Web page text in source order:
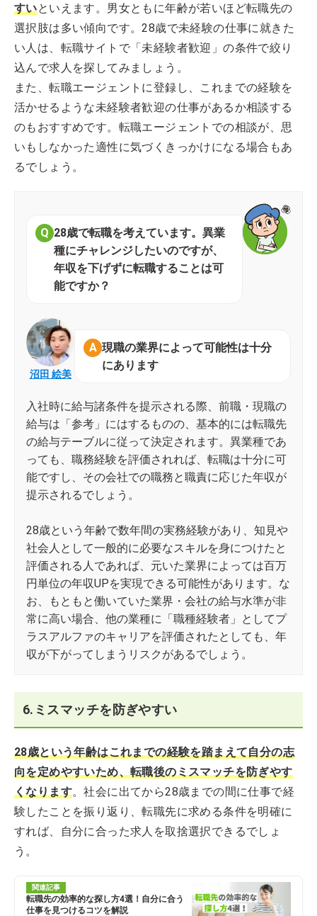
すいといえます。男女ともに年齢が若いほど転職先の
選択肢は多い傾向です。28歳で未経験の仕事に就きた
い人は、転職サイトで「未経験者歓迎」の条件で絞り
込んで求人を探してみましょう。
また、転職エージェントに登録し、これまでの経験を
活かせるような未経験者歓迎の仕事があるか相談する
のもおすすめです。転職エージェントでの相談が、思
いもしなかった適性に気づくきっかけになる場合もあ
るでしょう。
28歳で転職を考えています。異業
種にチャレンジしたいのですが、
年収を下げずに転職することは可
能ですか？
沼田 絵美
現職の業界によって可能性は十分
にあります
入社時に給与諸条件を提示される際、前職・現職の
給与は「参考」にはするものの、基本的には転職先
の給与テーブルに従って決定されます。異業種であ
っても、職務経験を評価されれば、転職は十分に可
能ですし、その会社での職務と職責に応じた年収が
提示されるでしょう。
28歳という年齢で数年間の実務経験があり、知見や
社会人として一般的に必要なスキルを身につけたと
評価される人であれば、元いた業界によっては百万
円単位の年収UPを実現できる可能性があります。な
お、もともと働いていた業界・会社の給与水準が非
常に高い場合、他の業種に「職種経験者」としてプ
ラスアルファのキャリアを評価されたとしても、年
収が下がってしまうリスクがあるでしょう。
6.ミスマッチを防ぎやすい
28歳という年齢はこれまでの経験を踏まえて自分の志
向を定めやすいため、転職後のミスマッチを防ぎやす
くなります。社会に出てから28歳までの間に仕事で経
験したことを振り返り、転職先に求める条件を明確に
すれば、自分に合った求人を取捨選択できるでしょ
う。
関連記事
転職先の効率的な探し方4選！自分に合う
仕事を見つけるコツを解説